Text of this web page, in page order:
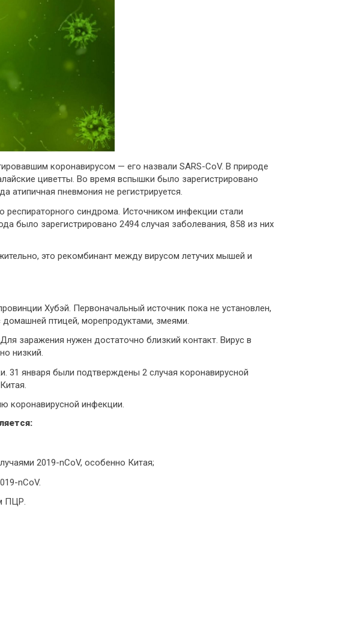
коронавирусом — его назвали SARS-CoV. В природе
циветты. Во время вспышки было зарегистрировано
атипичная пневмония не регистрируется.
респираторного синдрома. Источником инфекции стали
было зарегистрировано 2494 случая заболевания, 858 из них
это рекомбинант между вирусом летучих мышей и
Хубэй. Первоначальный источник пока не установлен,
птицей, морепродуктами, змеями.
заражения нужен достаточно близкий контакт. Вирус в
низкий.
31 января были подтверждены 2 случая коронавирусной
коронавирусной инфекции.
2019-nCoV, особенно Китая;
nCoV.
ПЦР.